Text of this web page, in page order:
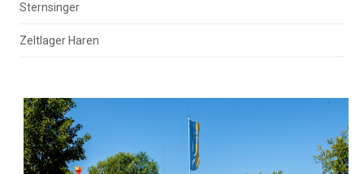
Sternsinger
Zeltlager Haren